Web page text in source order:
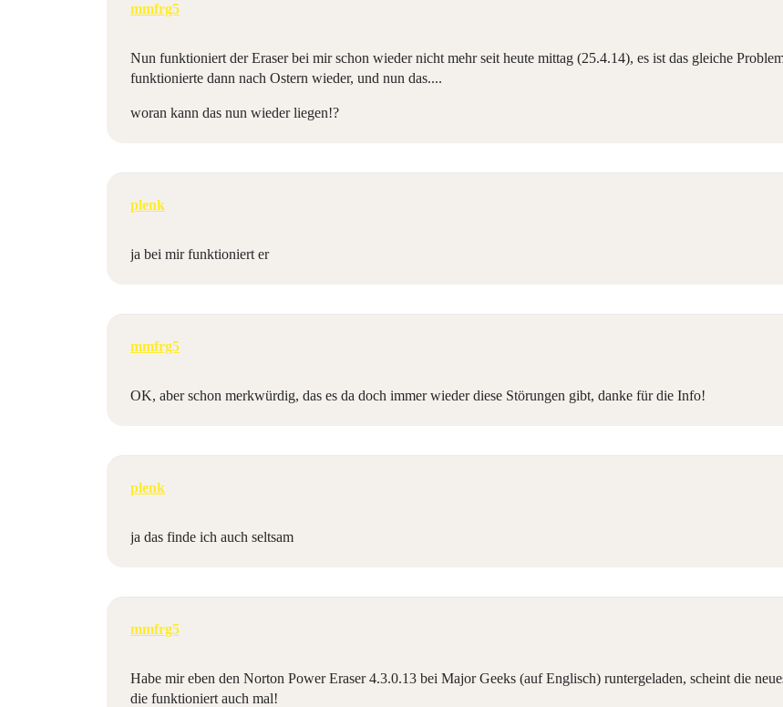
mmfrg5
Nun funktioniert der Eraser bei mir schon wieder nicht mehr seit heute mittag (25.4.14), es ist das gleiche
funktionierte dann nach Ostern wieder, und nun das....
woran kann das nun wieder liegen!?
plenk
ja bei mir funktioniert er
mmfrg5
OK, aber schon merkwürdig, das es da doch immer wieder diese Störungen gibt, danke für die Info!
plenk
ja das finde ich auch seltsam
mmfrg5
Habe mir eben den Norton Power Eraser 4.3.0.13 bei Major Geeks (auf Englisch) runtergeladen, scheint die
die funktioniert auch mal!